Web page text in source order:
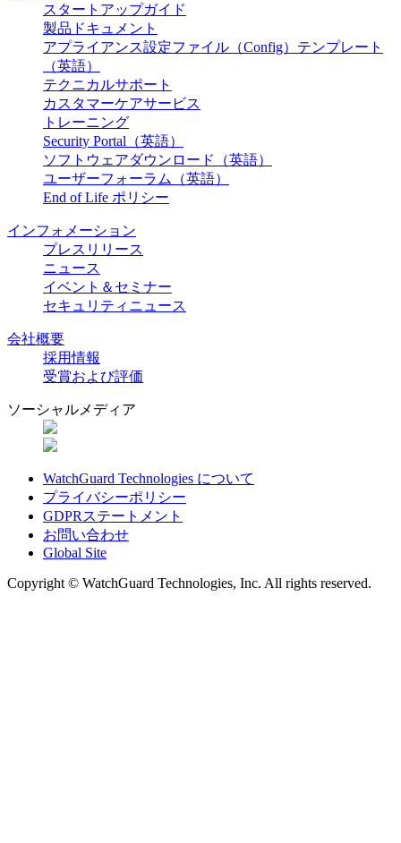
スタートアップガイド
製品ドキュメント
アプライアンス設定ファイル（Config）テンプレート
（英語）
テクニカルサポート
カスタマーケアサービス
トレーニング
Security Portal（英語）
ソフトウェアダウンロード（英語）
ユーザーフォーラム（英語）
End of Life ポリシー
インフォメーション
プレスリリース
ニュース
イベント＆セミナー
セキュリティニュース
会社概要
採用情報
受賞および評価
ソーシャルメディア
WatchGuard Technologies について
プライバシーポリシー
GDPRステートメント
お問い合わせ
Global Site
Copyright © WatchGuard Technologies, Inc. All rights reserved.